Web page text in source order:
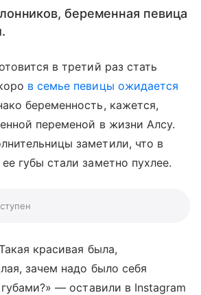
беременная певица
в третий раз стать
в семье певицы ожидается
беременность, кажется,
переменой в жизни Алсу.
заметили, что в
губы стали заметно пухлее.
красивая была,
зачем надо было себя
— оставили в Instagram